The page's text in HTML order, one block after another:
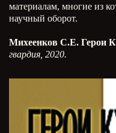
материалам, многие из
научный оборот.
Михеенков С.Е. Герои
гвардия, 2020.